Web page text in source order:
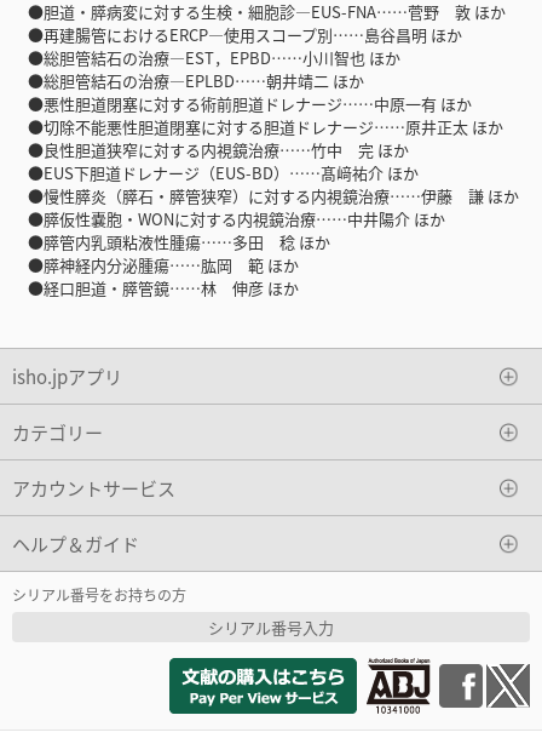
●胆道・膵病変に対する生検・細胞診―EUS-FNA……菅野 敦 ほか
●再建腸管におけるERCP―使用スコープ別……島谷昌明 ほか
●総胆管結石の治療―EST，EPBD……小川智也 ほか
●総胆管結石の治療―EPLBD……朝井靖二 ほか
●悪性胆道閉塞に対する術前胆道ドレナージ……中原一有 ほか
●切除不能悪性胆道閉塞に対する胆道ドレナージ……原井正太 ほか
●良性胆道狭窄に対する内視鏡治療……竹中 完 ほか
●EUS下胆道ドレナージ（EUS-BD）……髙﨑祐介 ほか
●慢性膵炎（膵石・膵管狭窄）に対する内視鏡治療……伊藤 謙 ほか
●膵仮性嚢胞・WONに対する内視鏡治療……中井陽介 ほか
●膵管内乳頭粘液性腫瘍……多田 稔 ほか
●膵神経内分泌腫瘍……肱岡 範 ほか
●経口胆道・膵管鏡……林 伸彦 ほか
isho.jpアプリ
カテゴリー
アカウントサービス
ヘルプ＆ガイド
シリアル番号をお持ちの方
シリアル番号入力